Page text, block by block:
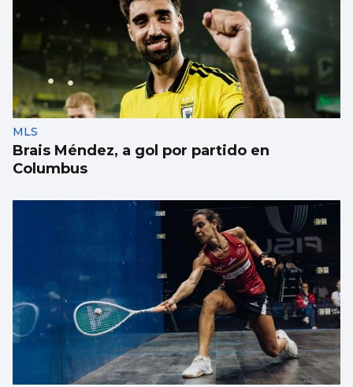
MLS
Brais Méndez, a gol por partido en
Columbus